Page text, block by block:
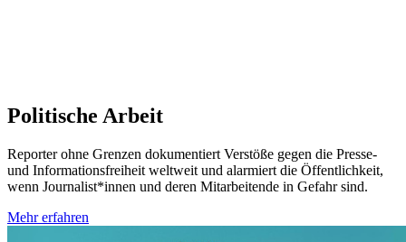
Politische Arbeit
Reporter ohne Grenzen dokumentiert Verstöße gegen die Presse-
und Informationsfreiheit weltweit und alarmiert die Öffentlichkeit,
wenn Journalist*innen und deren Mitarbeitende in Gefahr sind.
Mehr erfahren